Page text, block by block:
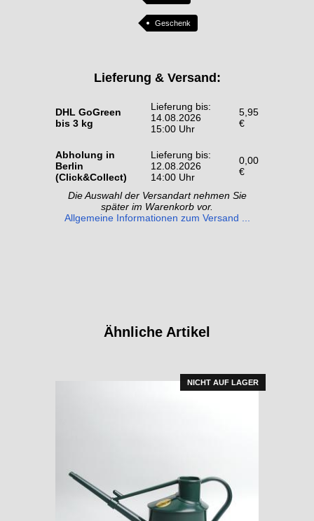
Geschenk
Lieferung & Versand:
DHL GoGreen
bis 3 kg
Lieferung bis:
14.08.2026
15:00 Uhr
5,95
€
Abholung in
Berlin
(Click&Collect)
Lieferung bis:
12.08.2026
14:00 Uhr
0,00
€
Die Auswahl der Versandart nehmen Sie
später im Warenkorb vor.
Allgemeine Informationen zum Versand ...
Ähnliche Artikel
NICHT AUF LAGER